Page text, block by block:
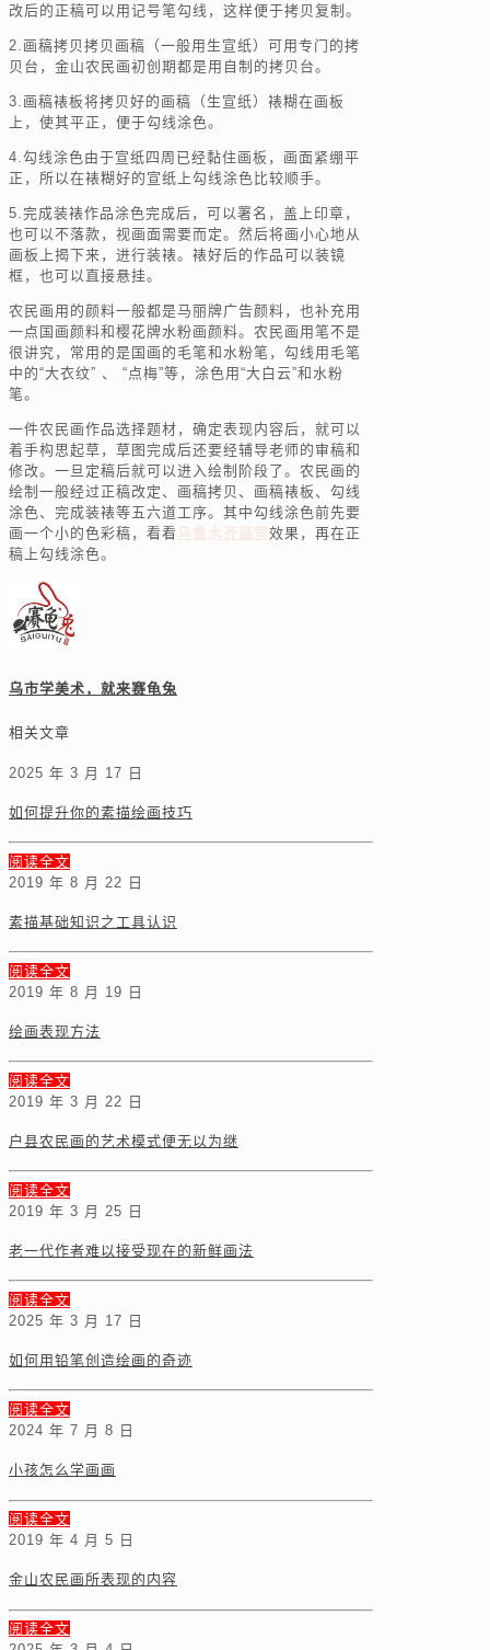
改后的正稿可以用记号笔勾线，这样便于拷贝复制。
2.画稿拷贝拷贝画稿（一般用生宣纸）可用专门的拷
贝台，金山农民画初创期都是用自制的拷贝台。
3.画稿裱板将拷贝好的画稿（生宣纸）裱糊在画板
上，使其平正，便于勾线涂色。
4.勾线涂色由于宣纸四周已经黏住画板，画面紧绷平
正，所以在裱糊好的宣纸上勾线涂色比较顺手。
5.完成装裱作品涂色完成后，可以署名，盖上印章，
也可以不落款，视画面需要而定。然后将画小心地从
画板上揭下来，进行装裱。裱好后的作品可以装镜
框，也可以直接悬挂。
农民画用的颜料一般都是马丽牌广告颜料，也补充用
一点国画颜料和樱花牌水粉画颜料。农民画用笔不是
很讲究，常用的是国画的毛笔和水粉笔，勾线用毛笔
中的“大衣纹” 、 “点梅”等，涂色用“大白云”和水粉
笔。
一件农民画作品选择题材，确定表现内容后，就可以
着手构思起草，草图完成后还要经辅导老师的审稿和
修改。一旦定稿后就可以进入绘制阶段了。农民画的
绘制一般经过正稿改定、画稿拷贝、画稿裱板、勾线
涂色、完成装裱等五六道工序。其中勾线涂色前先要
画一个小的色彩稿，看看乌鲁木齐画室效果，再在正
稿上勾线涂色。
乌市学美术，就来赛龟兔
相关文章
2025 年 3 月 17 日
如何提升你的素描绘画技巧
阅读全文
2019 年 8 月 22 日
素描基础知识之工具认识
阅读全文
2019 年 8 月 19 日
绘画表现方法
阅读全文
2019 年 3 月 22 日
户县农民画的艺术模式便无以为继
阅读全文
2019 年 3 月 25 日
老一代作者难以接受现在的新鲜画法
阅读全文
2025 年 3 月 17 日
如何用铅笔创造绘画的奇迹
阅读全文
2024 年 7 月 8 日
小孩怎么学画画
阅读全文
2019 年 4 月 5 日
金山农民画所表现的内容
阅读全文